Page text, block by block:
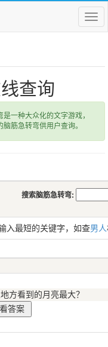
菜
单
查询
一种大众化的文字游戏，
筋急转弯供用户查询。
搜索脑筋急转弯:
入最短的关键字，如查男人
方看到的月亮最大？